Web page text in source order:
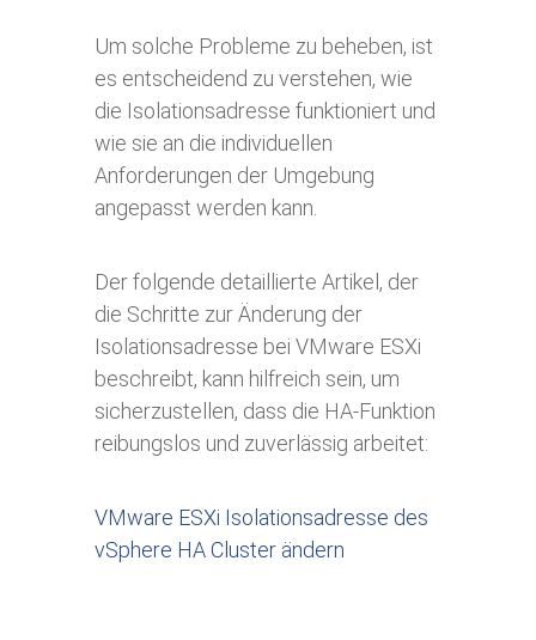
Um solche Probleme zu beheben, ist
es entscheidend zu verstehen, wie
die Isolationsadresse funktioniert und
wie sie an die individuellen
Anforderungen der Umgebung
angepasst werden kann.
Der folgende detaillierte Artikel, der
die Schritte zur Änderung der
Isolationsadresse bei VMware ESXi
beschreibt, kann hilfreich sein, um
sicherzustellen, dass die HA-Funktion
reibungslos und zuverlässig arbeitet:
VMware ESXi Isolationsadresse des
vSphere HA Cluster ändern